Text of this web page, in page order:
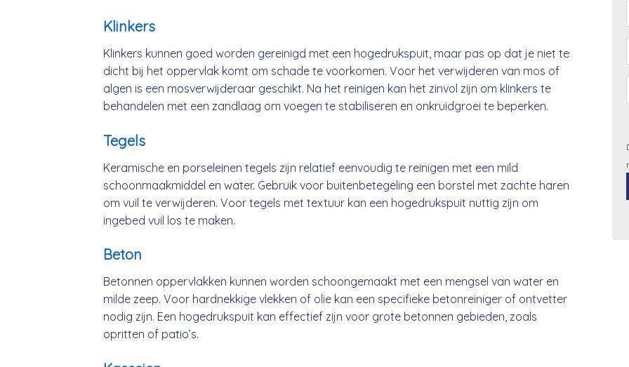
Klinkers
Klinkers kunnen goed worden gereinigd met een hogedrukspuit, maar pas op dat je niet te
dicht bij het oppervlak komt om schade te voorkomen. Voor het verwijderen van mos of
algen is een mosverwijderaar geschikt. Na het reinigen kan het zinvol zijn om klinkers te
behandelen met een zandlaag om voegen te stabiliseren en onkruidgroei te beperken.
Tegels
Keramische en porseleinen tegels zijn relatief eenvoudig te reinigen met een mild
schoonmaakmiddel en water. Gebruik voor buitenbetegeling een borstel met zachte haren
om vuil te verwijderen. Voor tegels met textuur kan een hogedrukspuit nuttig zijn om
ingebed vuil los te maken.
Beton
Betonnen oppervlakken kunnen worden schoongemaakt met een mengsel van water en
milde zeep. Voor hardnekkige vlekken of olie kan een specifieke betonreiniger of ontvetter
nodig zijn. Een hogedrukspuit kan effectief zijn voor grote betonnen gebieden, zoals
opritten of patio’s.